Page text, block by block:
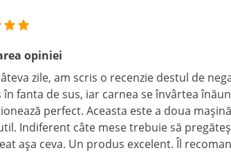
opiniei
zile, am scris o recenzie destul de
în fanta de sus, iar carnea se învârtea
perfect. Aceasta este a doua
Indiferent câte mese trebuie să
așa ceva. Un produs excelent. Îl